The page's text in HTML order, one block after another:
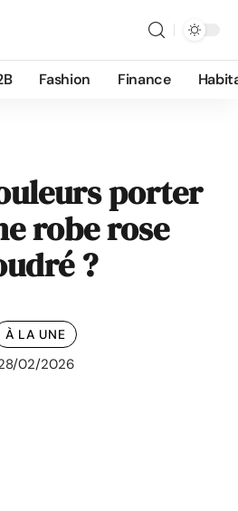
Fashion Finance
porter
robe rose
?
À LA UNE
02/2026